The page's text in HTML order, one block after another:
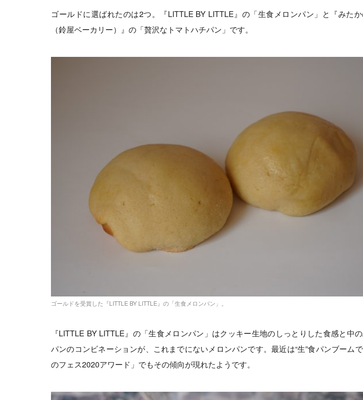
ゴールドに選ばれたのは2つ。『LITTLE BY LITTLE』の「生食メロンパン」と『みた
（鈴屋ベーカリー）』の「贅沢なトマトハチパン」です。
ゴールドを受賞した『LITTLE BY LITTLE』の「生食メロンパン」。
『LITTLE BY LITTLE』の「生食メロンパン」はクッキー生地のしっとりした食感と中
パンのコンビネーションが、これまでにないメロンパンです。最近は“生”食パンブーム
のフェス2020アワード」でもその傾向が現れたようです。